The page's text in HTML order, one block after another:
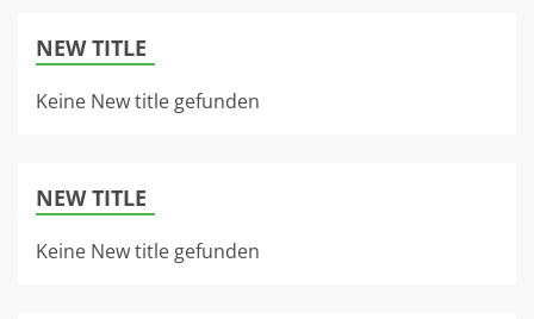
NEW TITLE
Keine New title gefunden
NEW TITLE
Keine New title gefunden